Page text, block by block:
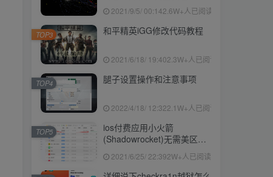
2021/9/5/ 00:142.6W+人已阅读
和平精英iGG修改代码教程
2021/6/18/ 19:402.3W+人已阅读
TOP3
腿子设置操作和注意事项
2022/4/18/ 12:322.1W+人已阅读
TOP4
ios付费应用小火箭
(Shadowrocket)无需美区苹
2021/6/25/ 22:392W+人已阅读
TOP5